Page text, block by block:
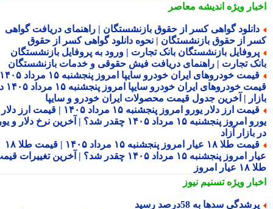
ویژهاندیشه معاصر
گواهی کسر از حقوق بازنشستگان | راهنمای دریافت گواهی
از حقوق بازنشستگان | نحوه دانلود گواهی کسر از حقوق
بازنشستگان بانک تجارت | ورود به پروفایل بازنشستگان
تجارت | راهنمای دریافت فیش حقوقی و خدمات بازنشستگان
قیمت خودروهای ایران خودرو سایپا امروز پنجشنبه ۱۵ مرداد ۱۴۰۵ |
قیمت خودروهای ایران خودرو سایپا امروز پنجشنبه ۱۵ مرداد ۱۴۰۵ در
| آخرین جدول قیمت محصولات ایران خودرو و سایپا
قیمت ارز دلار یورو امروز پنجشنبه ۱۵ مرداد ۱۴۰۵ | قیمت ارز دلار
یورو امروز پنجشنبه ۱۵ مرداد ۱۴۰۵ چقدر شد؟ | آخرین نرخ دلار و یورو
آزاد
قیمت طلا ۱۸ عیار امروز پنجشنبه ۱۵ مرداد ۱۴۰۵ | قیمت طلا ۱۸
عیار امروز پنجشنبه ۱۵ مرداد ۱۴۰۵ چقدر شد؟ | آخرین تغییرات قیمت
امروز
ویژهتسنیم نیوز
سدها به 58درصد رسید